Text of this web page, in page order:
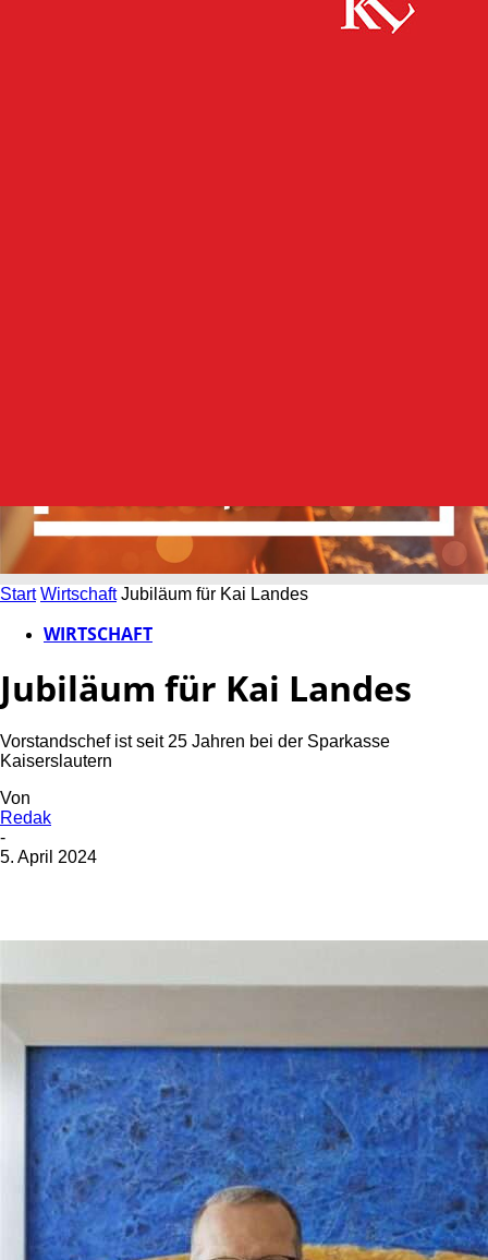
Start Wirtschaft Jubiläum für Kai Landes
WIRTSCHAFT
Jubiläum für Kai Landes
Vorstandschef ist seit 25 Jahren bei der Sparkasse
Kaiserslautern
Von
Redak
-
5. April 2024